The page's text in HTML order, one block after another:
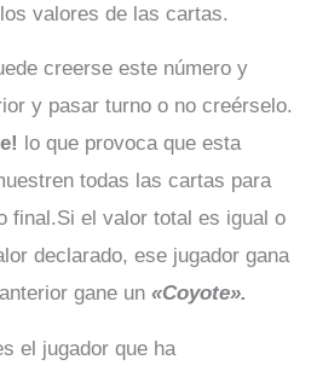
valores de las cartas.
creerse este número y
y pasar turno o no creérselo.
lo que provoca que esta
todas las cartas para
final.Si el valor total es igual o
declarado, ese jugador gana
gane un «Coyote».
el jugador que ha